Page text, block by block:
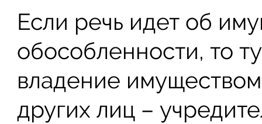
Если речь идет об
обособленности, то
владение
других лиц –